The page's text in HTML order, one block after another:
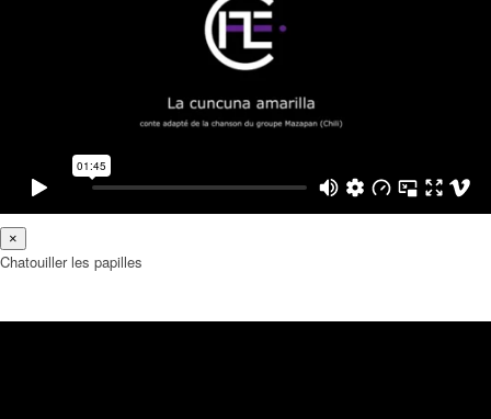
×
Chatouiller les papilles